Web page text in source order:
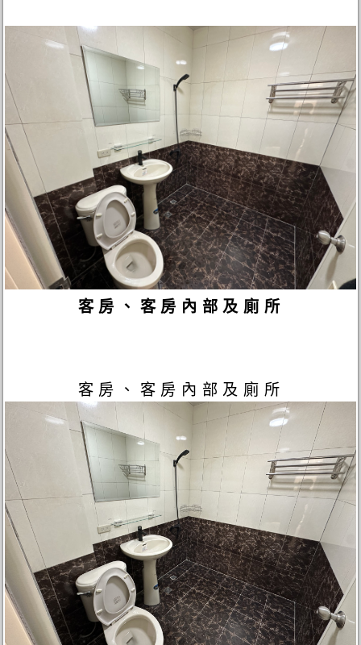
客房、客房內部及廁所
客房、客房內部及廁所